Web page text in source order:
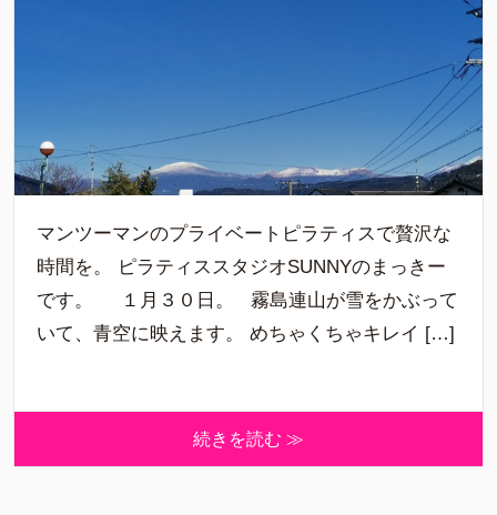
マンツーマンのプライベートピラティスで贅沢な
時間を。 ピラティススタジオSUNNYのまっきー
です。 １月３０日。 霧島連山が雪をかぶって
いて、青空に映えます。 めちゃくちゃキレイ […]
続きを読む ≫